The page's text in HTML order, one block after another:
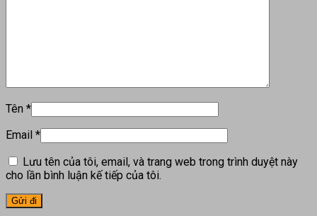
Tên *
Email *
Lưu tên của tôi, email, và trang web trong trình duyệt này
cho lần bình luận kế tiếp của tôi.